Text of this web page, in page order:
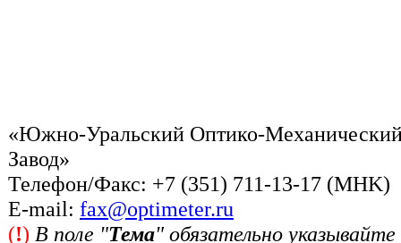
«Южно-Уральский Оптико-
Завод»
Телефон/Факс: +7 (351) 711-13-17 (MHK)
Е-mail: fax@optimeter.ru
(!) В поле "Тема" обязательно указывайте